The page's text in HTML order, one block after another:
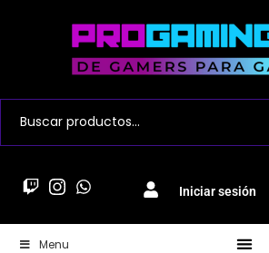
Iniciar sesión
Menu